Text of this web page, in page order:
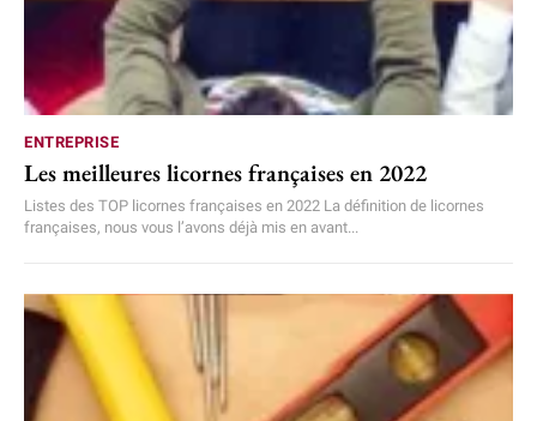
ENTREPRISE
Les meilleures licornes françaises en 2022
Listes des TOP licornes françaises en 2022 La définition de licornes
françaises, nous vous l’avons déjà mis en avant...